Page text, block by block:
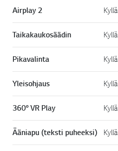
Airplay 2 Kyllä
Taikakaukosäädin Kyllä
Pikavalinta Kyllä
Yleisohjaus Kyllä
360° VR Play Kyllä
Ääniapu (teksti puheeksi) Kyllä